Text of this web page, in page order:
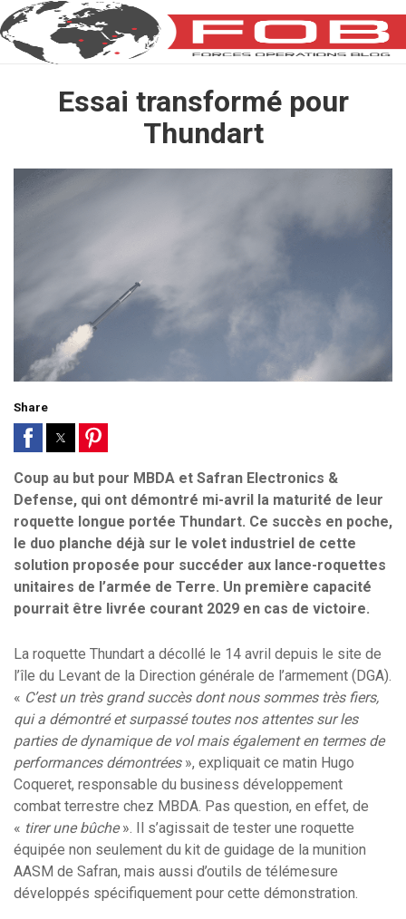
Essai transformé pour
Thundart
Share
Coup au but pour MBDA et Safran Electronics &
Defense, qui ont démontré mi-avril la maturité de leur
roquette longue portée Thundart. Ce succès en poche,
le duo planche déjà sur le volet industriel de cette
solution proposée pour succéder aux lance-roquettes
unitaires de l’armée de Terre. Un première capacité
pourrait être livrée courant 2029 en cas de victoire.
La roquette Thundart a décollé le 14 avril depuis le site de
l’île du Levant de la Direction générale de l’armement (DGA).
« C’est un très grand succès dont nous sommes très fiers,
qui a démontré et surpassé toutes nos attentes sur les
parties de dynamique de vol mais également en termes de
performances démontrées», expliquait ce matin Hugo
Coqueret, responsable du business développement
combat terrestre chez MBDA. Pas question, en effet, de
« tirer une bûche». Il s’agissait de tester une roquette
équipée non seulement du kit de guidage de la munition
AASM de Safran, mais aussi d’outils de télémesure
développés spécifiquement pour cette démonstration.